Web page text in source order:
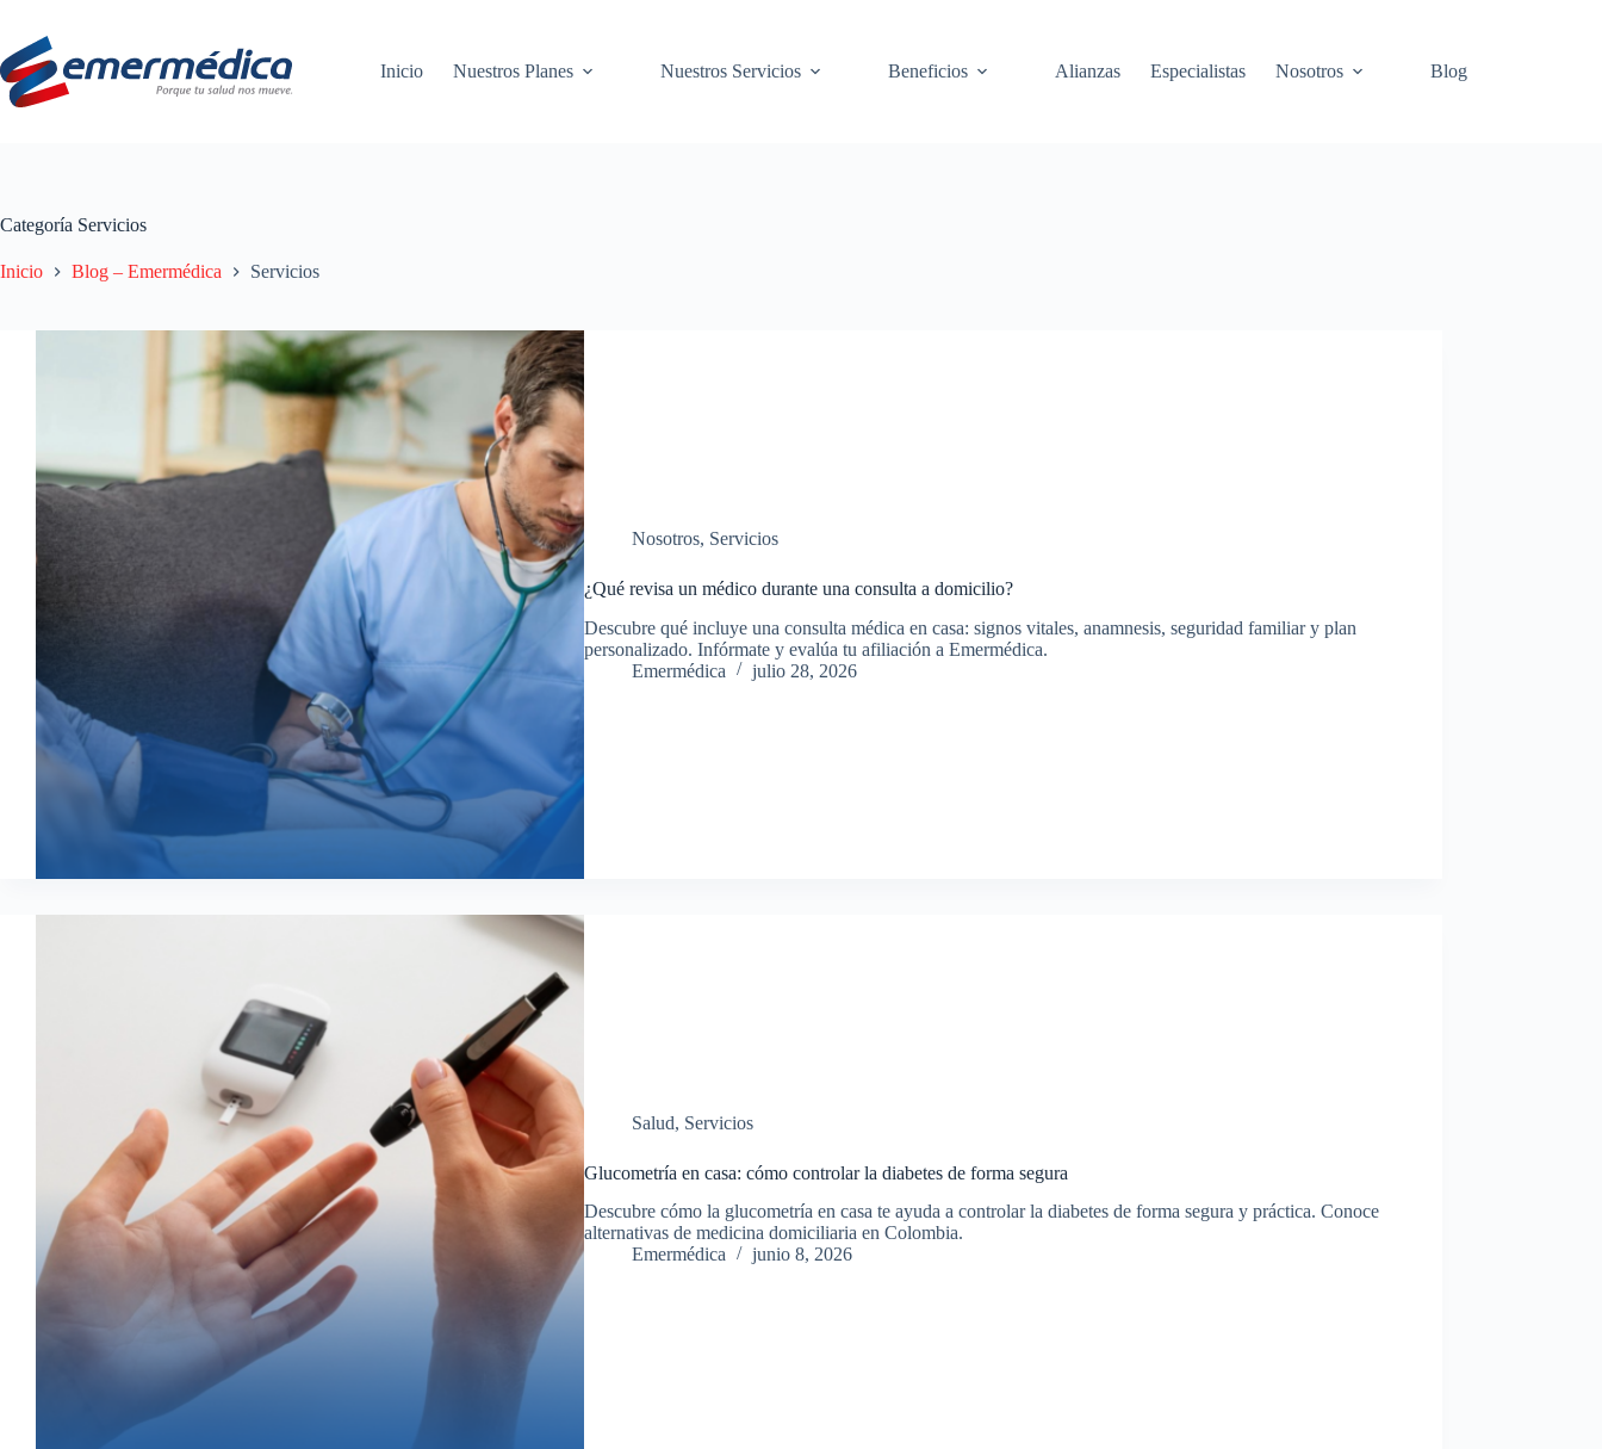
contenido
Inicio
Nuestros Planes Nuestros Servicios Beneficios Alianzas Especialistas Nosotros Blog
Categoría Servicios
Inicio Blog – Emermédica Servicios
Nosotros, Servicios
¿Qué revisa un médico durante una consulta a domicilio?
Descubre qué incluye una consulta médica en casa: signos vitales, anamnesis, seguridad familiar y plan
personalizado. Infórmate y evalúa tu afiliación a Emermédica.
Emermédica
julio 28, 2026
Salud, Servicios
Glucometría en casa: cómo controlar la diabetes de forma segura
Descubre cómo la glucometría en casa te ayuda a controlar la diabetes de forma segura y práctica. Conoce
alternativas de medicina domiciliaria en Colombia.
Emermédica
junio 8, 2026